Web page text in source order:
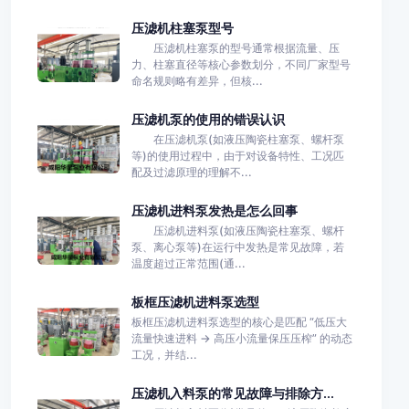
压滤机柱塞泵型号
压滤机柱塞泵的型号通常根据流量、压
力、柱塞直径等核心参数划分，不同厂家型号
命名规则略有差异，但核...
压滤机泵的使用的错误认识
在压滤机泵(如液压陶瓷柱塞泵、螺杆泵
等)的使用过程中，由于对设备特性、工况匹
配及过滤原理的理解不...
压滤机进料泵发热是怎么回事
压滤机进料泵(如液压陶瓷柱塞泵、螺杆
泵、离心泵等)在运行中发热是常见故障，若
温度超过正常范围(通...
板框压滤机进料泵选型
板框压滤机进料泵选型的核心是匹配 “低压大
流量快速进料 → 高压小流量保压压榨” 的动态
工况，并结...
压滤机入料泵的常见故障与排除方...